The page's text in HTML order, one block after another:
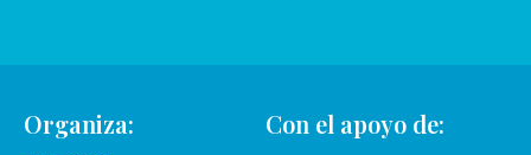
Organiza: Con el apoyo de: